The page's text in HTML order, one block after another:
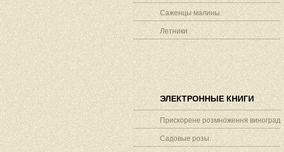
Саженцы малины.
Летники
ЭЛЕКТРОННЫЕ КНИГИ
Прискорене розмноження винограду.
Садовые розы.